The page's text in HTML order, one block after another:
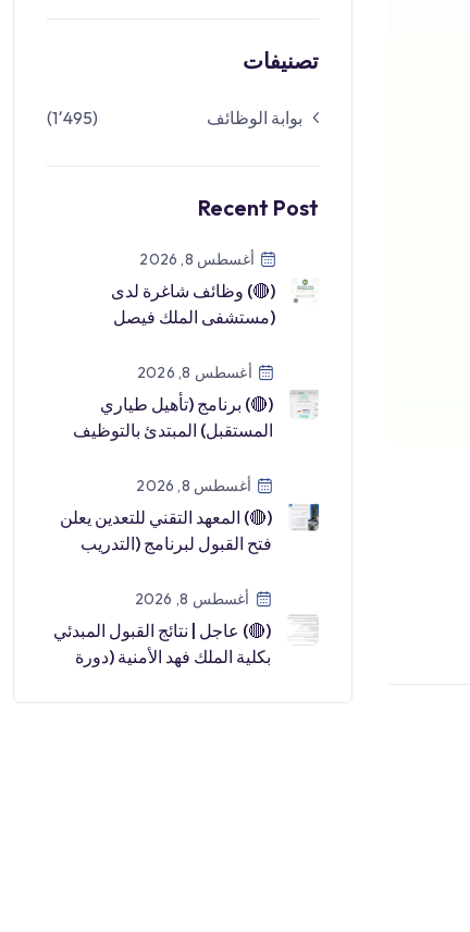
تصنيفات
بوابة الوظائف (1٬495)
Recent Post
أغسطس 8, 2026
(🔴) وظائف شاغرة لدى
(مستشفى الملك فيصل
المجالات (صحية – طب […]
أغسطس 8, 2026
(🔴) برنامج (تأهيل طياري
المستقبل) المبتدئ بالتوظيف
(طيران نا […]
أغسطس 8, 2026
(🔴) المعهد التقني للتعدين يعلن
فتح القبول لبرنامج (التدريب
أغسطس 8, 2026
(🔴) عاجل | نتائج القبول المبدئي
بكلية الملك فهد الأمنية (دورة